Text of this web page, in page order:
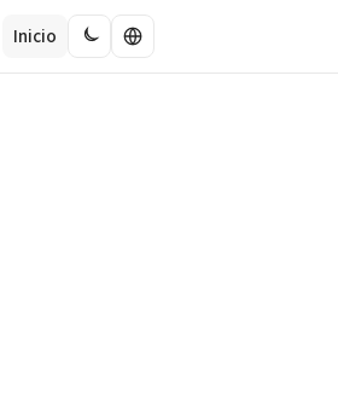
Inicio